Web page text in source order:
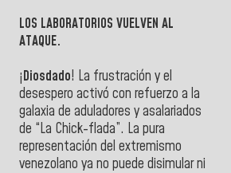
LOS LABORATORIOS VUELVEN AL
ATAQUE.
¡Diosdado! La frustración y el
desespero activó con refuerzo a la
galaxia de aduladores y asalariados
de “La Chick-flada”. La pura
representación del extremismo
venezolano ya no puede disimular ni